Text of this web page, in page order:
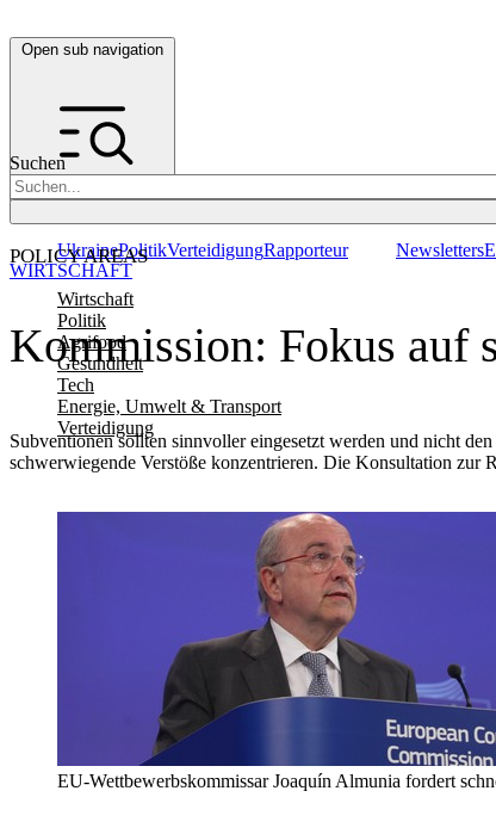
Open sub navigation
Suchen
POLICY AREAS
Wirtschaft
Politik
Agrifood
Gesundheit
Tech
Energie, Umwelt & Transport
Verteidigung
UkrainePolitikVerteidigungRapporteur Newsletters
Kommission: Fokus auf
Subventionen sollten sinnvoller eingesetzt werden und nicht
schwerwiegende Verstöße konzentrieren. Die Konsultation zur
WIRTSCHAFT
EU-Wettbewerbskommissar Joaquín Almunia fordert